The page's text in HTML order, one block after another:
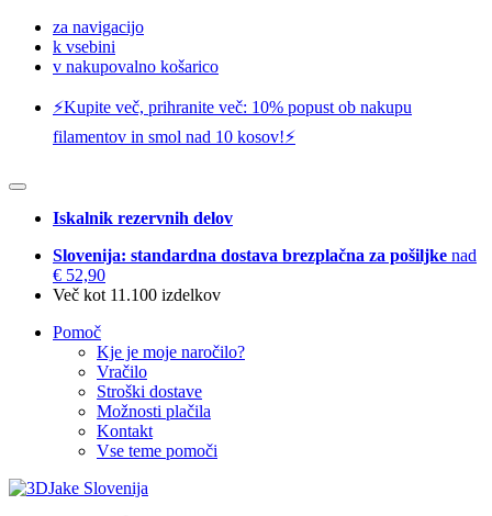
za navigacijo
k vsebini
v nakupovalno košarico
⚡️Kupite več, prihranite več: 10% popust ob nakupu
filamentov in smol nad 10 kosov!⚡️
Iskalnik rezervnih delov
Slovenija: standardna dostava brezplačna za pošiljke nad
€ 52,90
Več kot 11.100 izdelkov
Pomoč
Kje je moje naročilo?
Vračilo
Stroški dostave
Možnosti plačila
Kontakt
Vse teme pomoči